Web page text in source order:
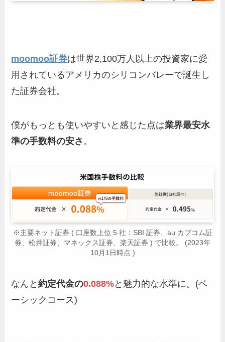
moomoo証券は世界2,100万人以上の投資家に愛
用されているアメリカのシリコンバレーで誕生し
た証券会社。
僕がもっとも使いやすいと感じた点は業界最安水
準の手数料の安さ 。
※主要ネット証券 ( 口座数上位 5 社：SBI 証券、au カブコム証
券、松井証券、マネックス証券、楽天証券 ) で比較。 (2023年
10月1日時点 )
なんと約定代金の0.088%と魅力的な水準に。(ベ
ーシックコース)